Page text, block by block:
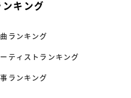
ンキング
ランキング
ティストランキング
ランキング